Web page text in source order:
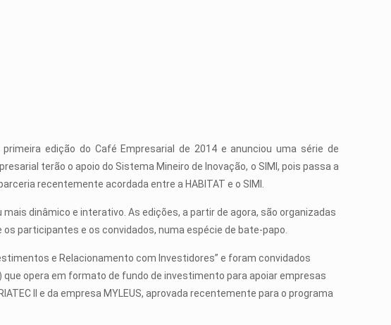
edição do Café Empresarial de 2014 e anunciou uma série de
terão o apoio do Sistema Mineiro de Inovação, o SIMI, pois passa a
recentemente acordada entre a HABITAT e o SIMI.
dinâmico e interativo. As edições, a partir de agora, são organizadas
participantes e os convidados, numa espécie de bate-papo.
e Relacionamento com Investidores” e foram convidados
que opera em formato de fundo de investimento para apoiar empresas
II e da empresa MYLEUS, aprovada recentemente para o programa